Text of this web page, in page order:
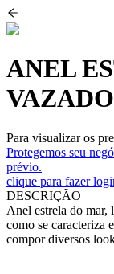
ANEL
Para visualizar os
Protegemos seu
prévio.
clique para fazer
DESCRIÇÃO
Anel estrela do mar,
como se caracteriza
compor diversos